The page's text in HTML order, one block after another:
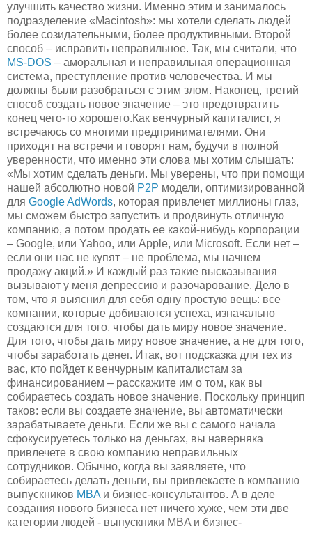
улучшить качество жизни. Именно этим и занималось
подразделение «Macintosh»: мы хотели сделать людей
более созидательными, более продуктивными. Второй
способ – исправить неправильное. Так, мы считали, что
MS-DOS – аморальная и неправильная операционная
система, преступление против человечества. И мы
должны были разобраться с этим злом. Наконец, третий
способ создать новое значение – это предотвратить
конец чего-то хорошего.Как венчурный капиталист, я
встречаюсь со многими предпринимателями. Они
приходят на встречи и говорят нам, будучи в полной
уверенности, что именно эти слова мы хотим слышать:
«Мы хотим сделать деньги. Мы уверены, что при помощи
нашей абсолютно новой P2P модели, оптимизированной
для Google AdWords, которая привлечет миллионы глаз,
мы сможем быстро запустить и продвинуть отличную
компанию, а потом продать ее какой-нибудь корпорации
– Google, или Yahoo, или Apple, или Microsoft. Если нет –
если они нас не купят – не проблема, мы начнем
продажу акций.» И каждый раз такие высказывания
вызывают у меня депрессию и разочарование. Дело в
том, что я выяснил для себя одну простую вещь: все
компании, которые добиваются успеха, изначально
создаются для того, чтобы дать миру новое значение.
Для того, чтобы дать миру новое значение, а не для того,
чтобы заработать денег. Итак, вот подсказка для тех из
вас, кто пойдет к венчурным капиталистам за
финансированием – расскажите им о том, как вы
собираетесь создать новое значение. Поскольку принцип
таков: если вы создаете значение, вы автоматически
зарабатываете деньги. Если же вы с самого начала
сфокусируетесь только на деньгах, вы наверняка
привлечете в свою компанию неправильных
сотрудников. Обычно, когда вы заявляете, что
собираетесь делать деньги, вы привлекаете в компанию
выпускников MBA и бизнес-консультантов. А в деле
создания нового бизнеса нет ничего хуже, чем эти две
категории людей - выпускники MBA и бизнес-